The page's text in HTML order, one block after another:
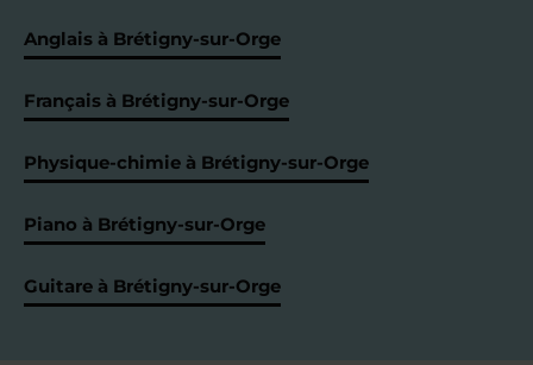
Anglais à Brétigny-sur-Orge
Français à Brétigny-sur-Orge
Physique-chimie à Brétigny-sur-Orge
Piano à Brétigny-sur-Orge
Guitare à Brétigny-sur-Orge